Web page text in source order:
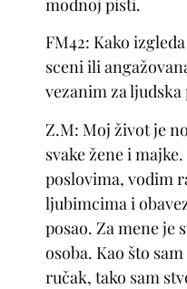
FM42: Kako
sceni ili
vezanim za ljudska
Z.M: Moj život je
svake žene i
poslovima, vodim
ljubimcima i
posao. Za mene je
osoba. Kao što
ručak, tako sam